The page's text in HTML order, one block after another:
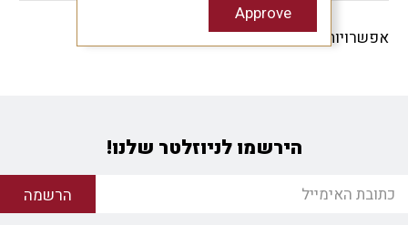
אפשרויות שיתוף -
הירשמו לניוזלטר שלנו!
הרשמה
Approve